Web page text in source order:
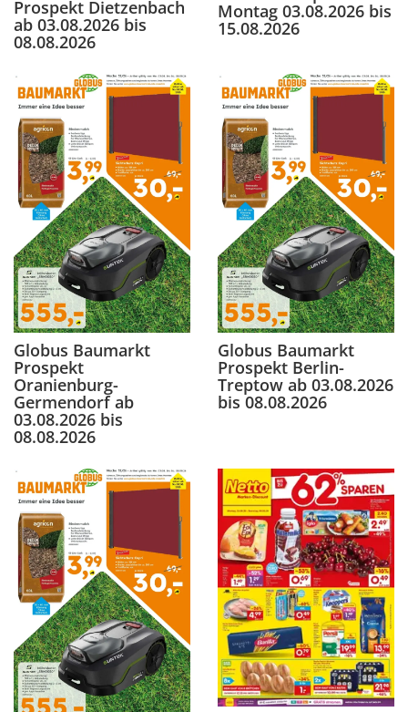
Prospekt Dietzenbach
ab 03.08.2026 bis
08.08.2026
Montag 03.08.2026 bis
15.08.2026
Globus Baumarkt
Prospekt
Oranienburg-
Germendorf ab
03.08.2026 bis
08.08.2026
Globus Baumarkt
Prospekt Berlin-
Treptow ab 03.08.2026
bis 08.08.2026